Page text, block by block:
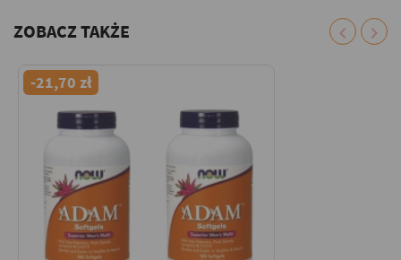
ZOBACZ TAKŻE chevron_right
chevron_left
-21,70 zł